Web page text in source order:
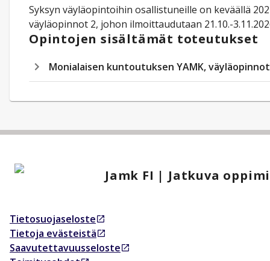
Syksyn väyläopintoihin osallistuneille on keväällä
väyläopinnot 2, johon ilmoittaudutaan 21.10.-
Opintojen sisältämät toteutukset
Monialaisen kuntoutuksen YAMK,
Jamk FI | Jatkuva
Tietosuojaseloste
Avautuu uudessa välilehdessä
Tietoja evästeistä
Avautuu uudessa välilehdessä
Saavutettavuusseloste
Avautuu uudessa välilehdessä